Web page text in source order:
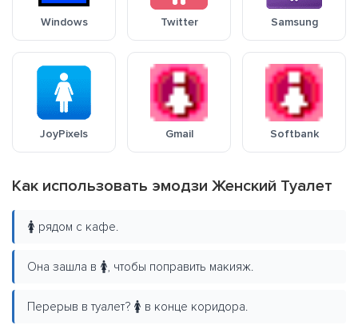
Windows Twitter Samsung
JoyPixels Gmail Softbank
Как использовать эмодзи Женский Туалет
🚺 рядом с кафе.
Она зашла в 🚺, чтобы поправить макияж.
Перерыв в туалет? 🚺 в конце коридора.